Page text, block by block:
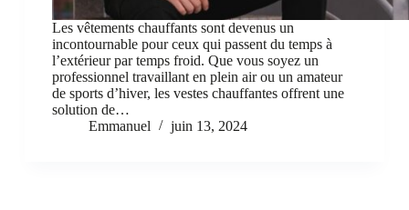
Les vêtements chauffants sont devenus un
incontournable pour ceux qui passent du temps à
l’extérieur par temps froid. Que vous soyez un
professionnel travaillant en plein air ou un amateur
de sports d’hiver, les vestes chauffantes offrent une
solution de…
Emmanuel
juin 13, 2024